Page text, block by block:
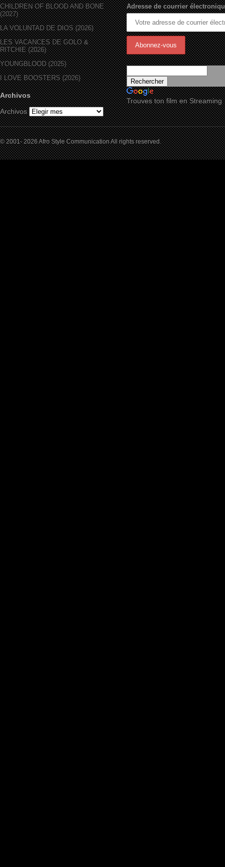
CHILDREN OF BLOOD AND BONE
(2027)
LA VOLUNTAD DE DIOS (2026)
LES VACANCES DE GOLO &
RITCHIE (2026)
YOUNGBLOOD (2025)
I LOVE BOOSTERS (2026)
Archivos
Archivos
Adresse de courrier
Trouves ton film en Streaming
© 2001- 2026 Afro Style Communication All rights reserved.